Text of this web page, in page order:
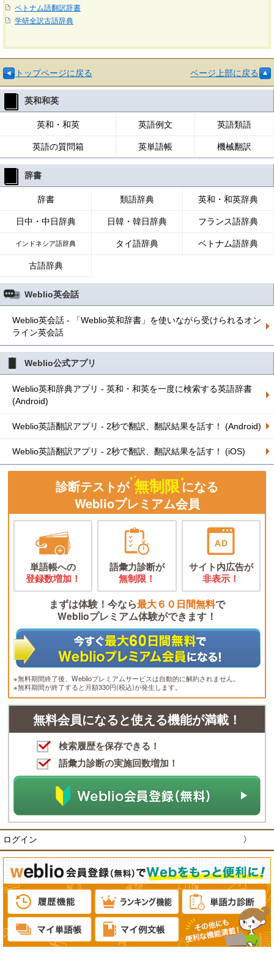
ベトナム語翻訳辞書
学研全訳古語辞典
トップページに戻る ページ上部に戻る
英和和英
英和・和英 英語例文 英語類語
英語の質問箱 英単語帳 機械翻訳
辞書
辞書 類語辞典 英和・和英辞典
日中・中日辞典 日韓・韓日辞典 フランス語辞典
インドネシア語辞典 タイ語辞典 ベトナム語辞典
古語辞典
Weblio英会話
Weblio英会話 - 「Weblio英和辞書」を使いながら受けられるオン
ライン英会話
Weblio公式アプリ
Weblio英和辞典アプリ - 英和・和英を一度に検索する英語辞書
(Android)
Weblio英語翻訳アプリ - 2秒で翻訳、翻訳結果を話す！ (Android)
Weblio英語翻訳アプリ - 2秒で翻訳、翻訳結果を話す！ (iOS)
診断テストが 無制限になる
Weblioプレミアム会員
単語帳への
登録数増加！
語彙力診断が
無制限！
サイト内広告が
非表示！
まずは体験！今なら最大６０日間無料で
Weblioプレミアム体験ができます！
※無料期間終了後、Weblioプレミアムサービスは自動的に解約されません。
※無料期間が終了すると月額330円(税込)が発生します。
無料会員になると使える機能が満載！
検索履歴を保存できる！
語彙力診断の実施回数増加！
ログイン 〉